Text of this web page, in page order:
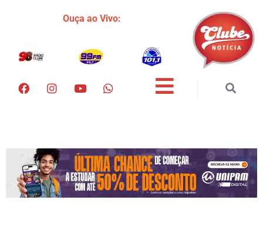
Ouça ao Vivo: